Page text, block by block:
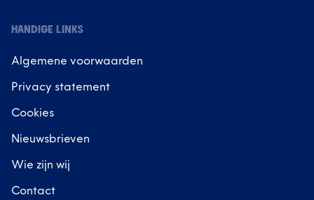
HANDIGE LINKS
Algemene voorwaarden
Privacy statement
Cookies
Nieuwsbrieven
Wie zijn wij
Contact